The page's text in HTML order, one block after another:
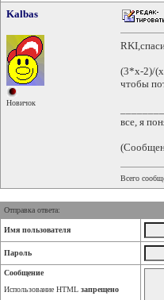
Kalbas
Новичок
(3*x-2)/
чтобы
все, я
Всего
Отправка ответа:
Имя пользователя
Пароль
Сообщение
Использование HTML запрещено